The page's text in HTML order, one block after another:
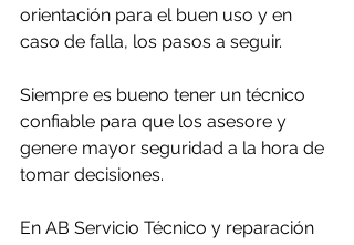
orientación para el buen uso y en
caso de falla, los pasos a seguir.
Siempre es bueno tener un técnico
confiable para que los asesore y
genere mayor seguridad a la hora de
tomar decisiones.
En AB Servicio Técnico y reparación